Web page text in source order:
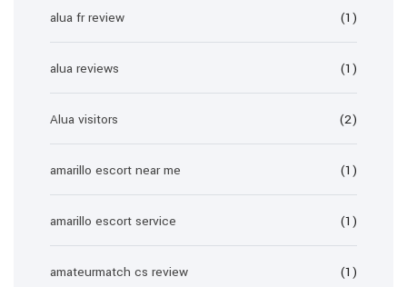
alua fr review (1)
alua reviews (1)
Alua visitors (2)
amarillo escort near me (1)
amarillo escort service (1)
amateurmatch cs review (1)